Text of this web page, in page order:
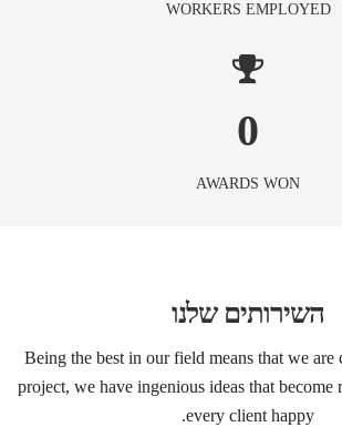
WORKERS EMPLOYED
0
AWARDS WON
השירותים שלנו
Being the best in our field means that we are
project, we have ingenious ideas that become
every client happy.